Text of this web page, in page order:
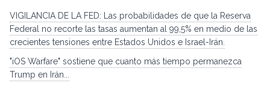
VIGILANCIA DE LA FED: Las probabilidades de que la Reserva
Federal no recorte las tasas aumentan al 99,5% en medio de las
crecientes tensiones entre Estados Unidos e Israel-Irán.
"iOS Warfare" sostiene que cuanto más tiempo permanezca
Trump en Irán...